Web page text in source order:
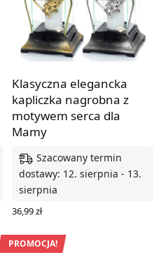
Klasyczna elegancka
kapliczka nagrobna z
motywem serca dla
Mamy
Szacowany termin
dostawy: 12. sierpnia - 13.
sierpnia
36,99zł
PROMOCJA!